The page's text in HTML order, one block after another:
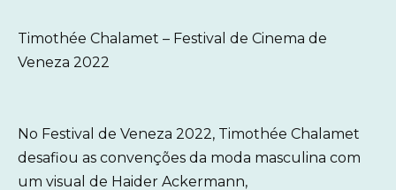
Timothée Chalamet – Festival de Cinema de
Veneza 2022
No Festival de Veneza 2022, Timothée Chalamet
desafiou as convenções da moda masculina com
um visual de Haider Ackermann,